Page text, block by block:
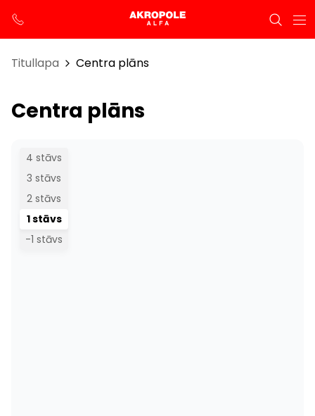
Titullapa Centra plāns
Centra plāns